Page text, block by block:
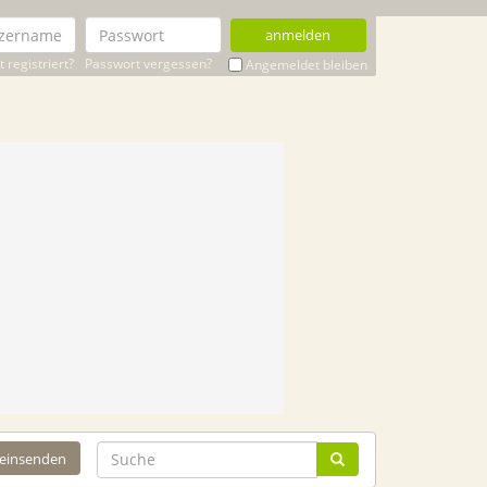
anmelden
registriert? Passwort vergessen? Angemeldet bleiben